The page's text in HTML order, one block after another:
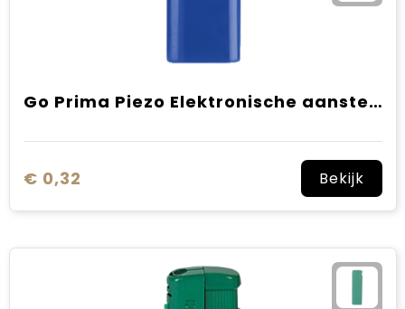
Go Prima Piezo Elektronische aansteker HC, navulbaar
€ 0,32 Bekijk